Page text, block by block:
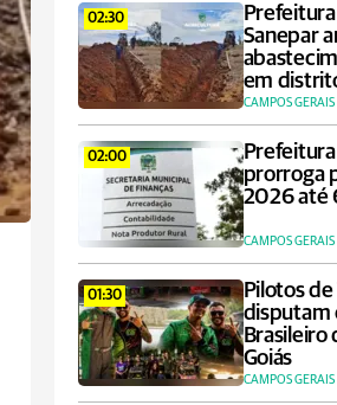
02:30
Sanepar
em
CAMPOS GERAIS
02:00
prorroga
2026 até
CAMPOS GERAIS
01:30
Pilotos
disputam
Brasileiro
Goiás
CAMPOS GERAIS